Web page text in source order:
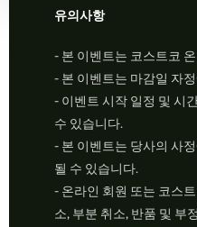
유의사항
- 본 이벤트는 코스트코
- 본 이벤트는 마감일 자
- 이벤트 시작 일정 및 시
수 있습니다.
- 본 이벤트는 당사의 사
될 수 있습니다.
- 온라인 회원 또는 코스
소, 부분 취소, 반품 및 부